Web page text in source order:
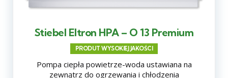
Stiebel Eltron HPA – O 13 Premium
PRODUT WYSOKIEJ JAKOŚCI
Pompa ciepła powietrze-woda ustawiana na
zewnątrz do ogrzewania i chłodzenia